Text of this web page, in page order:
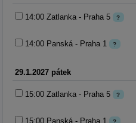
14:00 Zatlanka - Praha 5 ?
14:00 Panská - Praha 1 ?
29.1.2027 pátek
15:00 Zatlanka - Praha 5 ?
15:00 Panská - Praha 1 ?